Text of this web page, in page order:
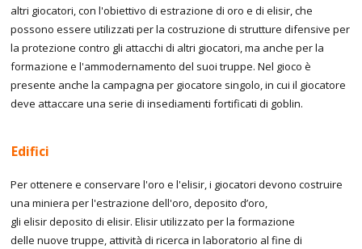
altri giocatori, con l'obiettivo di estrazione di oro e di elisir, che
possono essere utilizzati per la costruzione di strutture difensive per
la protezione contro gli attacchi di altri giocatori, ma anche per la
formazione e l'ammodernamento del suoi truppe. Nel gioco è
presente anche la campagna per giocatore singolo, in cui il giocatore
deve attaccare una serie di insediamenti fortificati di goblin.
Edifici
Per ottenere e conservare l'oro e l'elisir, i giocatori devono costruire
una miniera per l'estrazione dell'oro, deposito d’oro,
gli elisir deposito di elisir. Elisir utilizzato per la formazione
delle nuove truppe, attività di ricerca in laboratorio al fine di